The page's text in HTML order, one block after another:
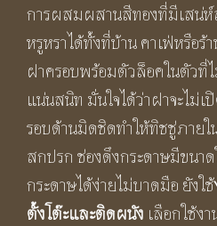
การผสมผสานสีทองที่มีเสน่ห์
หรูหราได้ทั้งที่บ้าน คาเฟ่หรือร้
ฝาครอบพร้อมตัวล็อคในตัวที่
แน่นสนิท มั่นใจได้ว่าฝาจะไม่เ
รอบด้านมิดชิดทำให้ทิชชู่ภาย
สกปรก ช่องดึงกระดาษมีขนา
กระดาษได้ง่ายไม่บาดมือ ยังใช้
ตั้งโต๊ะและติดผนัง เลือกใช้ง